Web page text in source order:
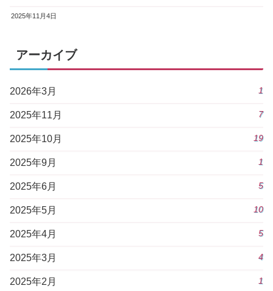
2025年11月4日
アーカイブ
2026年3月 1
2025年11月 7
2025年10月 19
2025年9月 1
2025年6月 5
2025年5月 10
2025年4月 5
2025年3月 4
2025年2月 1